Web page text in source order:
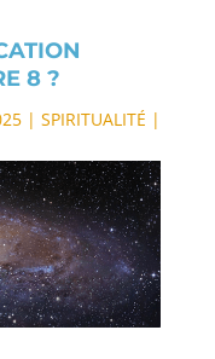
8 ?
| SPIRITUALITÉ |